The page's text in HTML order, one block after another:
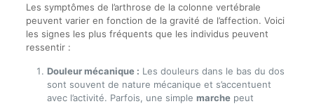
Les symptômes de l’arthrose de la colonne vertébrale
peuvent varier en fonction de la gravité de l’affection. Voici
les signes les plus fréquents que les individus peuvent
ressentir :
Douleur mécanique : Les douleurs dans le bas du dos
sont souvent de nature mécanique et s’accentuent
avec l’activité. Parfois, une simple marchepeut